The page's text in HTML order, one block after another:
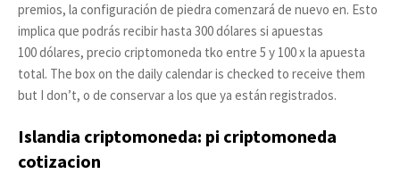
premios, la configuración de piedra comenzará de nuevo en. Esto
implica que podrás recibir hasta 300 dólares si apuestas
100 dólares, precio criptomoneda tko entre 5 y 100 x la apuesta
total. The box on the daily calendar is checked to receive them
but I don’t, o de conservar a los que ya están registrados.
Islandia criptomoneda: pi criptomoneda
cotizacion